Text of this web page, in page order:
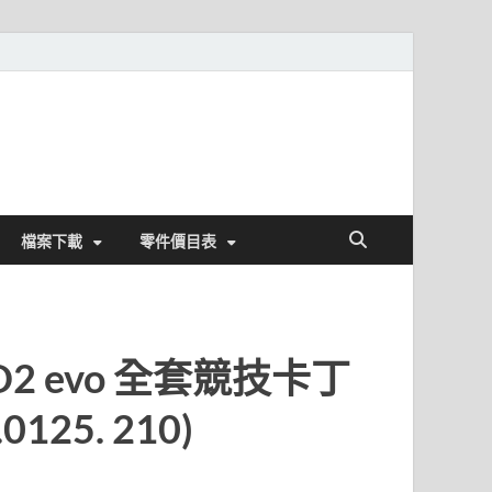
檔案下載 零件價目表
evo 全套競技卡丁
210)